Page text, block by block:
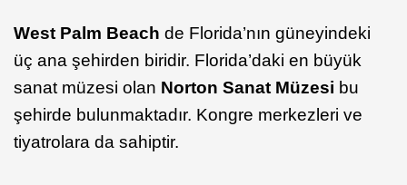
West Palm Beach de Florida’nın güneyindeki
üç ana şehirden biridir. Florida’daki en büyük
sanat müzesi olan Norton Sanat Müzesi bu
şehirde bulunmaktadır. Kongre merkezleri ve
tiyatrolara da sahiptir.